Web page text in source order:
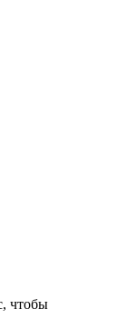
чтобы